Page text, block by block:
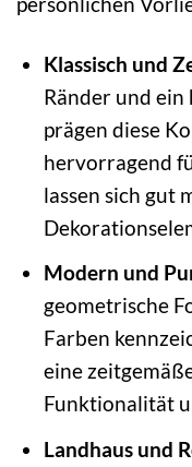
Klassisch und
Ränder und ein
prägen diese
hervorragend
lassen sich gut
Modern und
geometrische
Farben
eine
Funktionalität
Landhaus und